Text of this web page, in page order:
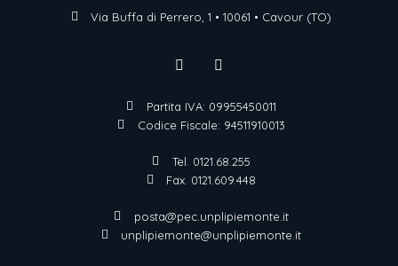
Via Buffa di Perrero, 1 • 10061 • Cavour (TO)
Partita IVA: 09955450011
Codice Fiscale: 94511910013
Tel. 0121.68.255
Fax. 0121.609.448
posta@pec.unplipiemonte.it
unplipiemonte@unplipiemonte.it